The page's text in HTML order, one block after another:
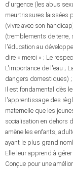
d'urgence (les abus
meurtrissures laissées
(vivre avec son
(tremblements de terre,
l'éducation au
dire « merci » ; Le
L'importance de l'eau ;
dangers domestiques) ;
Il est fondamental dès
l'apprentissage des
maternelle que les
socialisation en dehors
amène les enfants,
ayant le plus grand
Elle leur apprend à
Conçue pour une